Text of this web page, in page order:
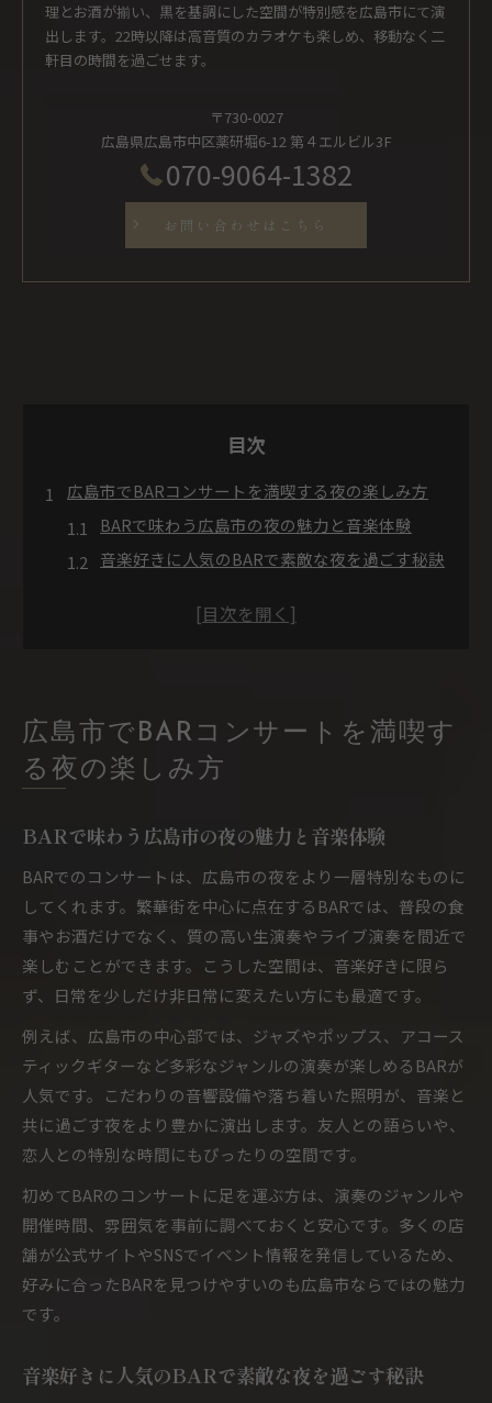
理とお酒が揃い、黒を基調にした空間が特別感を広島市にて演
出します。22時以降は高音質のカラオケも楽しめ、移動なく二
軒目の時間を過ごせます。
〒730-0027
広島県広島市中区薬研堀6-12 第４エルビル3F
070-9064-1382
お問い合わせはこちら
目次
広島市でBARコンサートを満喫する夜の楽しみ方
BARで味わう広島市の夜の魅力と音楽体験
音楽好きに人気のBARで素敵な夜を過ごす秘訣
BARコンサートで広がる夜の新しい過ごし方提
音楽好き必見のBARで生演奏を体験しよう
BARで生演奏を楽しむ広島市のおすすめポイン
広島 生演奏 レストランで音楽と食事の融合体
BARの生演奏で味わう感動とその魅力について
音楽ジャンル別に選ぶBARの楽しみ方ガイド
広島市のBARで初心者も気軽に生演奏を体験
ジャズバーで過ごす広島市の特別なひととき
BARで広がるジャズの魅力と音楽体験の深め方
落ち着いた雰囲気のBARでジャズを味わう楽し
さ
ジャズ好き必見のBARで過ごす上質なひととき
広島市 ジャズをBARで気軽に楽しむ過ごし方
夜の広島市でBARコンサートが人気な理由
BARで生演奏が人気の理由とその魅力を解説
BARコンサートで感じる広島市の夜の活気
広島市でBARコンサートを満喫す
る夜の楽しみ方
BARで味わう広島市の夜の魅力と音楽体験
BARでのコンサートは、広島市の夜をより一層特別なものに
してくれます。繁華街を中心に点在するBARでは、普段の食
事やお酒だけでなく、質の高い生演奏やライブ演奏を間近で
楽しむことができます。こうした空間は、音楽好きに限ら
ず、日常を少しだけ非日常に変えたい方にも最適です。
例えば、広島市の中心部では、ジャズやポップス、アコース
ティックギターなど多彩なジャンルの演奏が楽しめるBARが
人気です。こだわりの音響設備や落ち着いた照明が、音楽と
共に過ごす夜をより豊かに演出します。友人との語らいや、
恋人との特別な時間にもぴったりの空間です。
初めてBARのコンサートに足を運ぶ方は、演奏のジャンルや
開催時間、雰囲気を事前に調べておくと安心です。多くの店
舗が公式サイトやSNSでイベント情報を発信しているため、
好みに合ったBARを見つけやすいのも広島市ならではの魅力
です。
音楽好きに人気のBARで素敵な夜を過ごす秘訣